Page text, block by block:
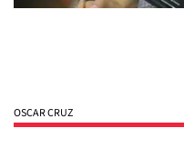
OSCAR CRUZ